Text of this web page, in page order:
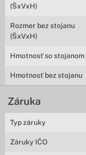
(ŠxVxH)
Rozmer bez stojanu
(ŠxVxH)
Hmotnosť so stojanom
Hmotnosť bez stojanu
Záruka
Typ záruky
Záruky IČO